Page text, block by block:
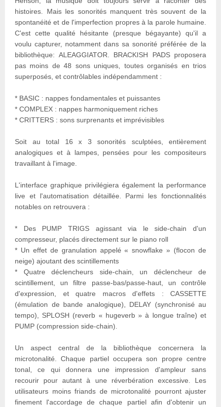
histoires. Mais les sonorités manquent très souvent de la
spontanéité et de l'imperfection propres à la parole humaine.
C'est cette qualité hésitante (presque bégayante) qu'il a
voulu capturer, notamment dans sa sonorité préférée de la
bibliothèque: ALEAGGIATOR. BRACKISH PADS proposera
pas moins de 48 sons uniques, toutes organisés en trios
superposés, et contrôlables indépendamment :
* BASIC : nappes fondamentales et puissantes
* COMPLEX : nappes harmoniquement riches
* CRITTERS : sons surprenants et imprévisibles
Soit au total 16 x 3 sonorités sculptées, entièrement
analogiques et à lampes, pensées pour les compositeurs
travaillant à l'image.
L'interface graphique privilégiera également la performance
live et l'automatisation détaillée. Parmi les fonctionnalités
notables on retrouvera :
* Des PUMP TRIGS agissant via le side-chain d'un
compresseur, placés directement sur le piano roll
* Un effet de granulation appelé « snowflake » (flocon de
neige) ajoutant des scintillements
* Quatre déclencheurs side-chain, un déclencheur de
scintillement, un filtre passe-bas/passe-haut, un contrôle
d'expression, et quatre macros d'effets : CASSETTE
(émulation de bande analogique), DELAY (synchronisé au
tempo), SPLOSH (reverb « hugeverb » à longue traîne) et
PUMP (compression side-chain).
Un aspect central de la bibliothèque concernera la
microtonalité. Chaque partiel occupera son propre centre
tonal, ce qui donnera une impression d'ampleur sans
recourir pour autant à une réverbération excessive. Les
utilisateurs moins friands de microtonalité pourront ajuster
finement l'accordage de chaque partiel afin d'obtenir un